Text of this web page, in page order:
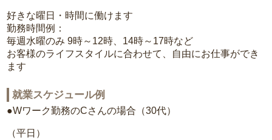
好きな曜日・時間に働けます
勤務時間例：
毎週水曜のみ 9時～12時、14時～17時など
お客様のライフスタイルに合わせて、自由にお仕事ができ
ます
就業スケジュール例
●Wワーク勤務のCさんの場合（30代）
（平日）